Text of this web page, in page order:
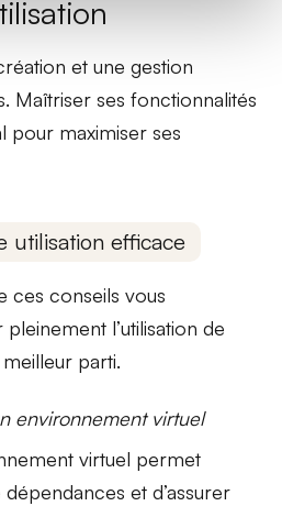
et une gestion
Maîtriser ses fonctionnalités
pour maximiser ses
utilisation efficace
cesconseils vous
l’utilisation de
parti.
environnement virtuel
virtuel permet
et d’assurer